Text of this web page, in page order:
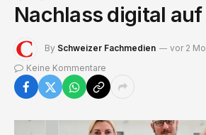
Nachlass digital auf
By Schweizer Fachmedien
vor 2
Keine Kommentare